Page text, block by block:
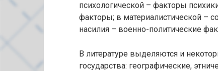
психологической – факторы
факторы; в материалистической –
насилия – военно-политические
В литературе выделяются и
государства: географические,